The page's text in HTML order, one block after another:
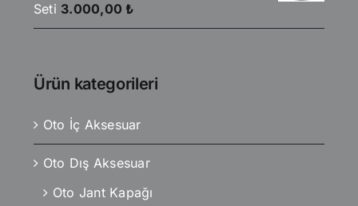
Seti 3.000,00 ₺
Ürün kategorileri
Oto İç Aksesuar
Oto Dış Aksesuar
Oto Jant Kapağı